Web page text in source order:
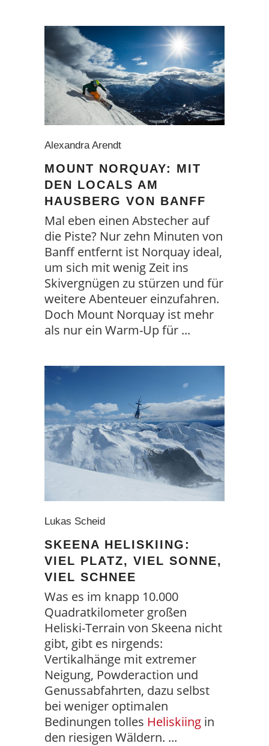
Alexandra Arendt
MOUNT NORQUAY: MIT
DEN LOCALS AM
HAUSBERG VON BANFF
Mal eben einen Abstecher auf
die Piste? Nur zehn Minuten von
Banff entfernt ist Norquay ideal,
um sich mit wenig Zeit ins
Skivergnügen zu stürzen und für
weitere Abenteuer einzufahren.
Doch Mount Norquay ist mehr
als nur ein Warm-Up für
Lukas Scheid
SKEENA HELISKIING:
VIEL PLATZ, VIEL SONNE,
VIEL SCHNEE
Was es im knapp 10.000
Quadratkilometer großen
Heliski-Terrain von Skeena nicht
gibt, gibt es nirgends:
Vertikalhänge mit extremer
Neigung, Powderaction und
Genussabfahrten, dazu selbst
bei weniger optimalen
Bedinungen tolles Heliskiing in
den riesigen Wäldern.